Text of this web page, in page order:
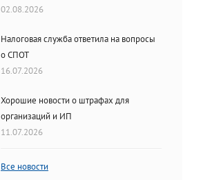
02.08.2026
Налоговая служба ответила на вопросы
о СПОТ
16.07.2026
Хорошие новости о штрафах для
организаций и ИП
11.07.2026
Все новости